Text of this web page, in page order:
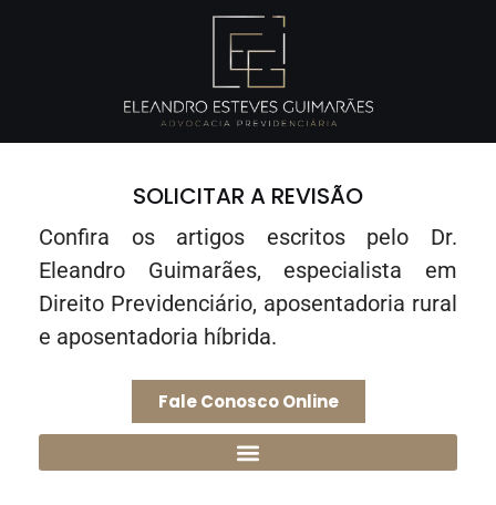
SOLICITAR A REVISÃO
Confira os artigos escritos pelo Dr.
Eleandro Guimarães, especialista em
Direito Previdenciário, aposentadoria rural
e aposentadoria híbrida.
Fale Conosco Online